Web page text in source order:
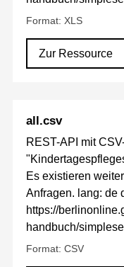
Format: XLS
Zur Ressource
all.csv
REST-API mit
Es existieren
Anfragen. lang: de
https://
handbuch/
Format: CSV